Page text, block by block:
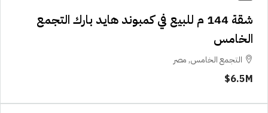
شقة 144 م للبيع في كمبوند هايد بارك التجمع
الخامس
التجمع الخامس, مصر
6.5M$